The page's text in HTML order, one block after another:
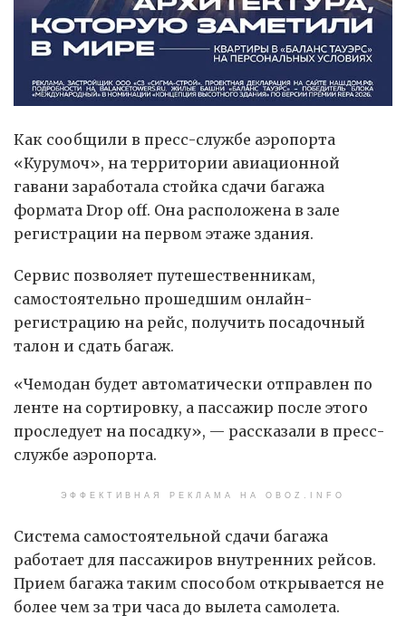
Как сообщили в пресс-службе аэропорта
«Курумоч», на территории авиационной
гавани заработала стойка сдачи багажа
формата Drop off. Она расположена в зале
регистрации на первом этаже здания.
Сервис позволяет путешественникам,
самостоятельно прошедшим онлайн-
регистрацию на рейс, получить посадочный
талон и сдать багаж.
«Чемодан будет автоматически отправлен по
ленте на сортировку, а пассажир после этого
проследует на посадку», — рассказали в пресс-
службе аэропорта.
ЭФФЕКТИВНАЯ РЕКЛАМА НА OBOZ.INFO
Система самостоятельной сдачи багажа
работает для пассажиров внутренних рейсов.
Прием багажа таким способом открывается не
более чем за три часа до вылета самолета.